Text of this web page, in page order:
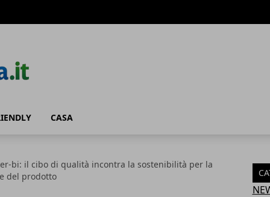
CASA
bi: il cibo di qualità incontra la sostenibilità per la
del prodotto